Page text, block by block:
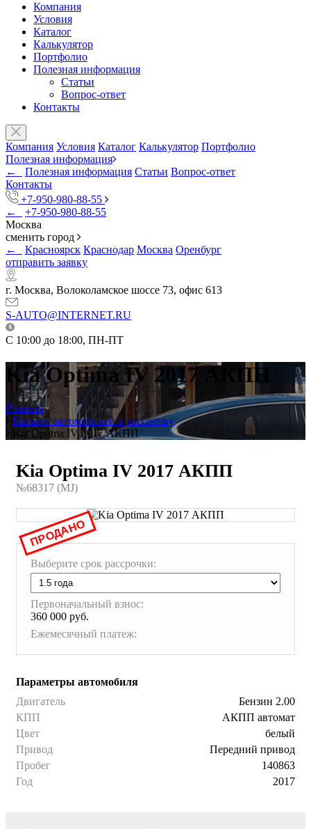
Компания
Условия
Каталог
Калькулятор
Портфолио
Полезная информация
Статьи
Вопрос-ответ
Контакты
Компания Условия Каталог Калькулятор Портфолио
Полезная информация
←
Полезная информация Статьи Вопрос-ответ
Контакты
+7-950-980-88-55
←
+7-950-980-88-55
Москва
сменить город
←
Красноярск Краснодар Москва Оренбург
отправить заявку
г. Москва, Волоколамское шоссе 73, офис 613
S-AUTO@INTERNET.RU
C 10:00 до 18:00, ПН-ПТ
Kia Optima IV 2017 АКПП
Главная
Каталог автомобилей в рассрочку
Kia Optima IV 2017 АКПП
Kia Optima IV 2017 АКПП
№68317 (МJ)
Выберите срок рассрочки:
Первоначальный взнос:
360 000 руб.
Ежемесячный платеж:
Параметры автомобиля
Двигатель
Бензин 2.00
КПП
АКПП автомат
Цвет
белый
Привод
Передний привод
Пробег
140863
Год
2017
ПРОДАНО